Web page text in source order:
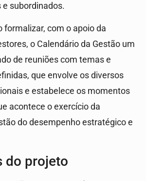
subordinados.
formalizar, com o apoio da
o Calendário da Gestão um
de reuniões com temas e
que envolve os diversos
e estabelece os momentos
acontece o exercício da
do desempenho estratégico e
do projeto